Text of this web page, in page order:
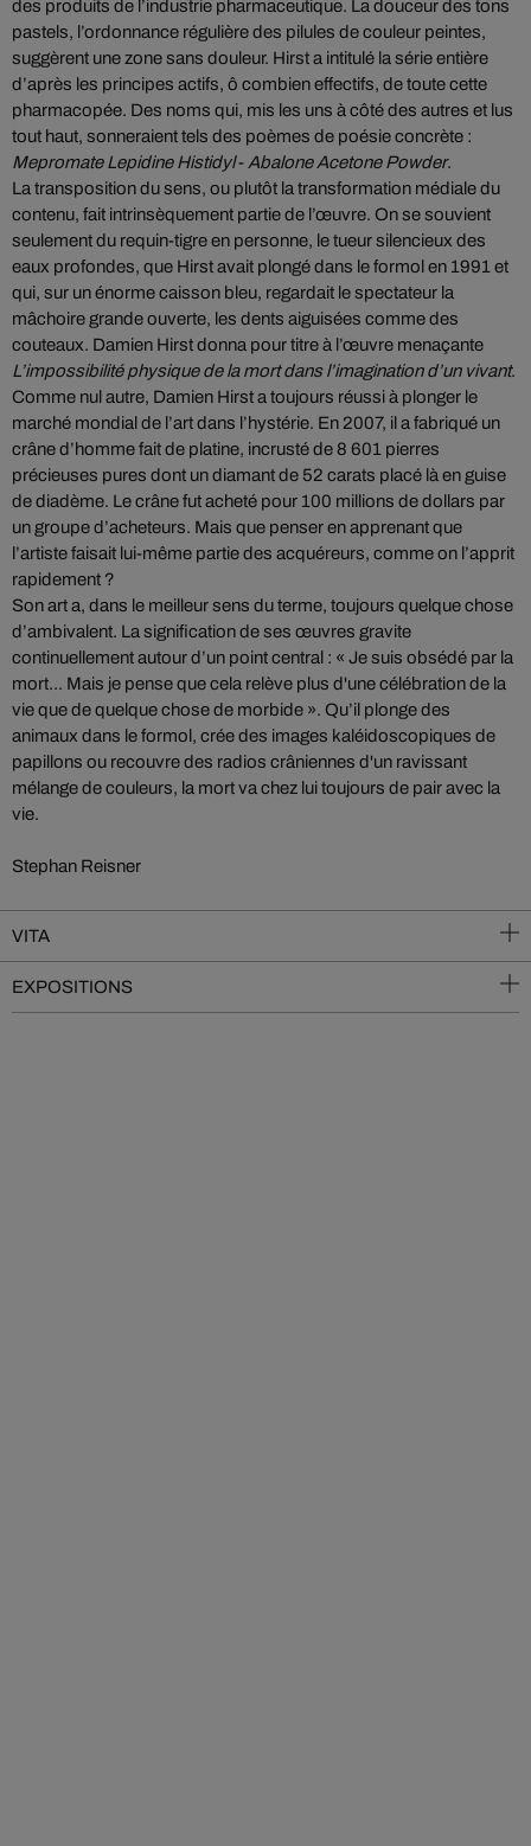
des produits de l’industrie pharmaceutique. La douceur des tons
pastels, l’ordonnance régulière des pilules de couleur peintes,
suggèrent une zone sans douleur. Hirst a intitulé la série entière
d’après les principes actifs, ô combien effectifs, de toute cette
pharmacopée. Des noms qui, mis les uns à côté des autres et lus
tout haut, sonneraient tels des poèmes de poésie concrète :
Mepromate Lepidine Histidyl- Abalone Acetone Powder.
La transposition du sens, ou plutôt la transformation médiale du
contenu, fait intrinsèquement partie de l’œuvre. On se souvient
seulement du requin-tigre en personne, le tueur silencieux des
eaux profondes, que Hirst avait plongé dans le formol en 1991 et
qui, sur un énorme caisson bleu, regardait le spectateur la
mâchoire grande ouverte, les dents aiguisées comme des
couteaux. Damien Hirst donna pour titre à l’œuvre menaçante
L’impossibilité physique de la mort dans l’imagination d’un vivant.
Comme nul autre, Damien Hirst a toujours réussi à plonger le
marché mondial de l’art dans l’hystérie. En 2007, il a fabriqué un
crâne d’homme fait de platine, incrusté de 8 601 pierres
précieuses pures dont un diamant de 52 carats placé là en guise
de diadème. Le crâne fut acheté pour 100 millions de dollars par
un groupe d’acheteurs. Mais que penser en apprenant que
l’artiste faisait lui-même partie des acquéreurs, comme on l’apprit
rapidement ?
Son art a, dans le meilleur sens du terme, toujours quelque chose
d’ambivalent. La signification de ses œuvres gravite
continuellement autour d’un point central : « Je suis obsédé par la
mort... Mais je pense que cela relève plus d'une célébration de la
vie que de quelque chose de morbide ». Qu’il plonge des
animaux dans le formol, crée des images kaléidoscopiques de
papillons ou recouvre des radios crâniennes d'un ravissant
mélange de couleurs, la mort va chez lui toujours de pair avec la
vie.
Stephan Reisner
VITA
EXPOSITIONS